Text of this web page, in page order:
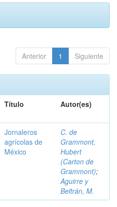
Anterior 1 Siguiente
Título Autor(es)
Jornaleros
agrícolas de
México
C. de
Grammont,
Hubert
(Carton de
Grammont);
Aguirre y
Beltrán, M.